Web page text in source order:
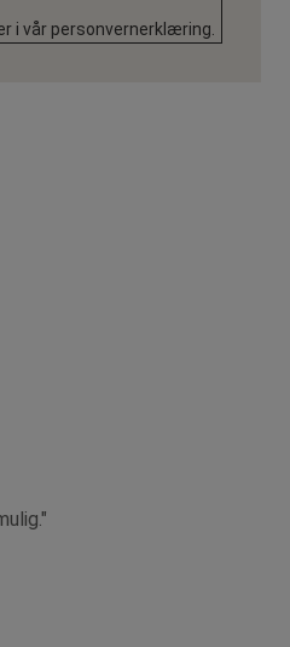
i vår personvernerklæring.